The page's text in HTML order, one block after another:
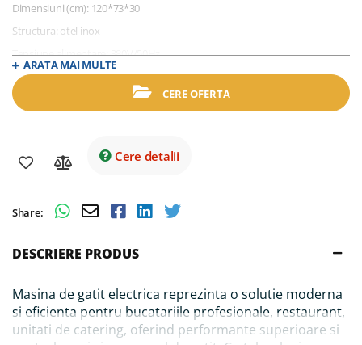
Dimensiuni (cm): 120*73*30
Structura: otel inox
Tensiune alimentare: 380V/50Hz
Contine: 6 zone de lucru din sticla ceramica cu putere 3 kW fiecare
Toata suprafata de lucru a zonei ceramice poate fi utilizata fara zone
Eficienta maxima, mai putina caldura eliminata in mediul ambiant
Greutate: 77 kg
ARATA MAI MULTE
CERE OFERTA
Cere detalii
Share:
DESCRIERE PRODUS
Masina de gatit electrica reprezinta o solutie moderna
si eficienta pentru bucatariile profesionale, restaurant,
unitati de catering, oferind performante superioare si